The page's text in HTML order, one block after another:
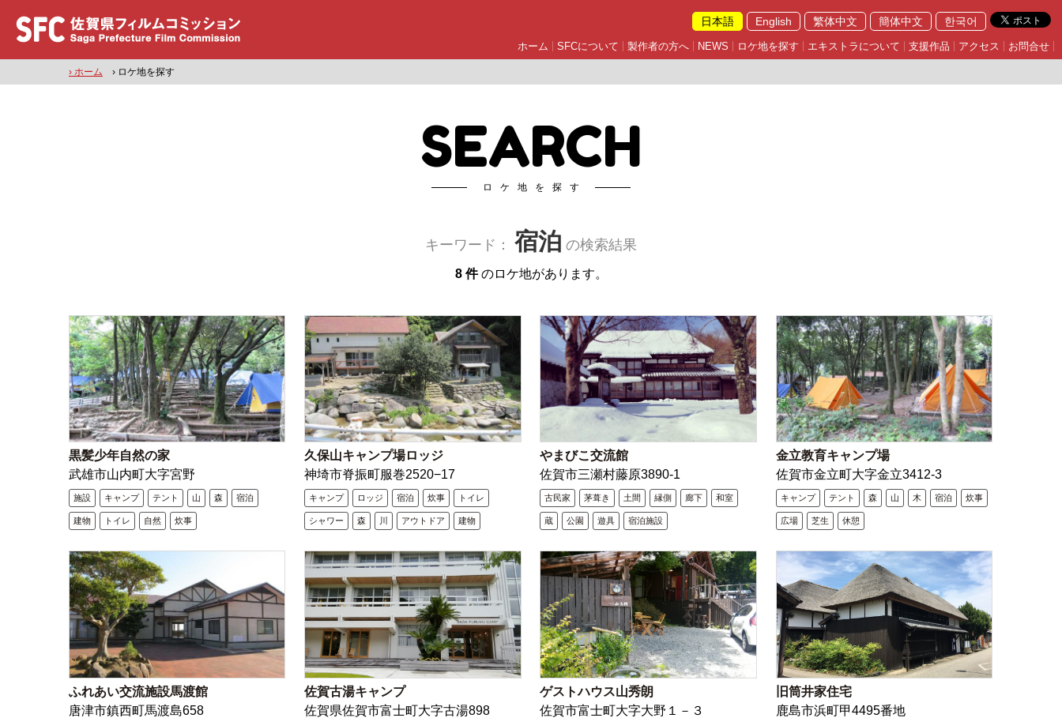
日本語 English 繁体中文 簡体中文 한국어
ホーム SFCについて 製作者の方へ NEWS ロケ地を探す エキストラについて 支援作品 アクセス お問合せ
› ホーム › ロケ地を探す
SEARCH
ロケ地を探す
キーワード： 宿泊 の検索結果
8 件のロケ地があります。
黒髪少年自然の家
武雄市山内町大字宮野
施設 キャンプ テント 山 森 宿泊
建物 トイレ 自然 炊事
久保山キャンプ場ロッジ
神埼市脊振町服巻2520−17
キャンプ ロッジ 宿泊 炊事 トイレ
シャワー 森 川 アウトドア 建物
やまびこ交流館
佐賀市三瀬村藤原3890-1
古民家 茅葺き 土間 縁側 廊下 和室
蔵 公園 遊具 宿泊施設
金立教育キャンプ場
佐賀市金立町大字金立3412-3
キャンプ テント 森 山 木 宿泊 炊事
広場 芝生 休憩
ふれあい交流施設馬渡館
唐津市鎮西町馬渡島658
佐賀古湯キャンプ
佐賀県佐賀市富士町大字古湯898
ゲストハウス山秀朗
佐賀市富士町大字大野１－３
旧筒井家住宅
鹿島市浜町甲4495番地